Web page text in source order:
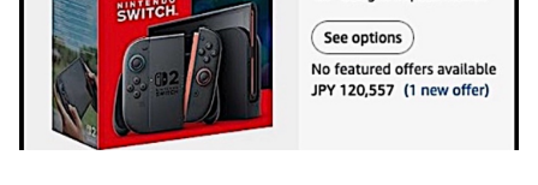
た模様
wwwwwwwwwwwwwwwwwwwwwwwwwwwwwwwwww
wwwwwwwwwwwwwww